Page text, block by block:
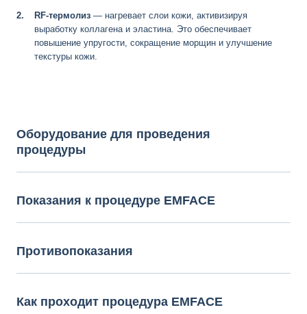
RF-термолиз — нагревает слои кожи, активизируя
выработку коллагена и эластина. Это обеспечивает
повышение упругости, сокращение морщин и улучшение
текстуры кожи.
Оборудование для проведения
процедуры
Показания к процедуре EMFACE
Противопоказания
Как проходит процедура EMFACE